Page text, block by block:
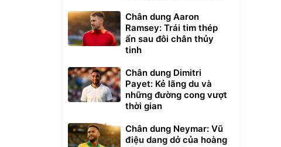
Chân dung Aaron
Ramsey: Trái tim thép
ẩn sau đôi chân thủy
tinh
Chân dung Dimitri
Payet: Kẻ lãng du và
những đường cong vượt
thời gian
Chân dung Neymar: Vũ
điệu dang dở của hoàng